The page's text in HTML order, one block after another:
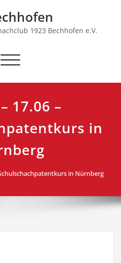
1923 Bechhofen e.V.
Schalte
17.06 –
in
in Nürnberg